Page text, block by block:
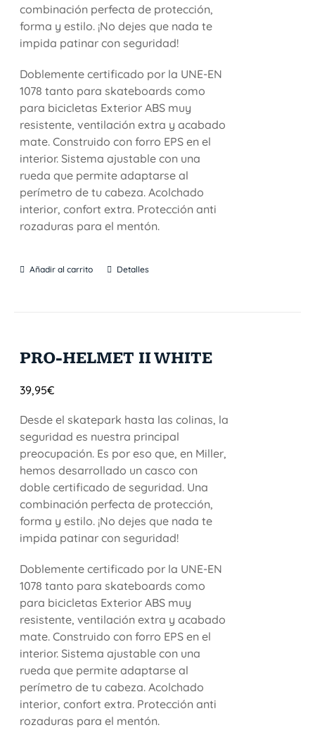
combinación perfecta de protección,
forma y estilo. ¡No dejes que nada te
impida patinar con seguridad!
Doblemente certificado por la UNE-EN
1078 tanto para skateboards como
para bicicletas Exterior ABS muy
resistente, ventilación extra y acabado
mate. Construido con forro EPS en el
interior. Sistema ajustable con una
rueda que permite adaptarse al
perímetro de tu cabeza. Acolchado
interior, confort extra. Protección anti
rozaduras para el mentón.
Añadir al carrito Detalles
PRO-HELMET II WHITE
39,95€
Desde el skatepark hasta las colinas, la
seguridad es nuestra principal
preocupación. Es por eso que, en Miller,
hemos desarrollado un casco con
doble certificado de seguridad. Una
combinación perfecta de protección,
forma y estilo. ¡No dejes que nada te
impida patinar con seguridad!
Doblemente certificado por la UNE-EN
1078 tanto para skateboards como
para bicicletas Exterior ABS muy
resistente, ventilación extra y acabado
mate. Construido con forro EPS en el
interior. Sistema ajustable con una
rueda que permite adaptarse al
perímetro de tu cabeza. Acolchado
interior, confort extra. Protección anti
rozaduras para el mentón.